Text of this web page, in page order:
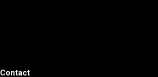
Contact